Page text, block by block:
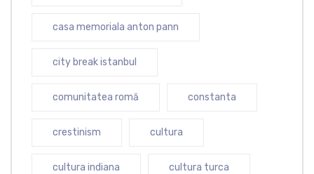
casa memoriala anton pann
city break istanbul
comunitatea romă constanta
crestinism cultura
cultura indiana cultura turca